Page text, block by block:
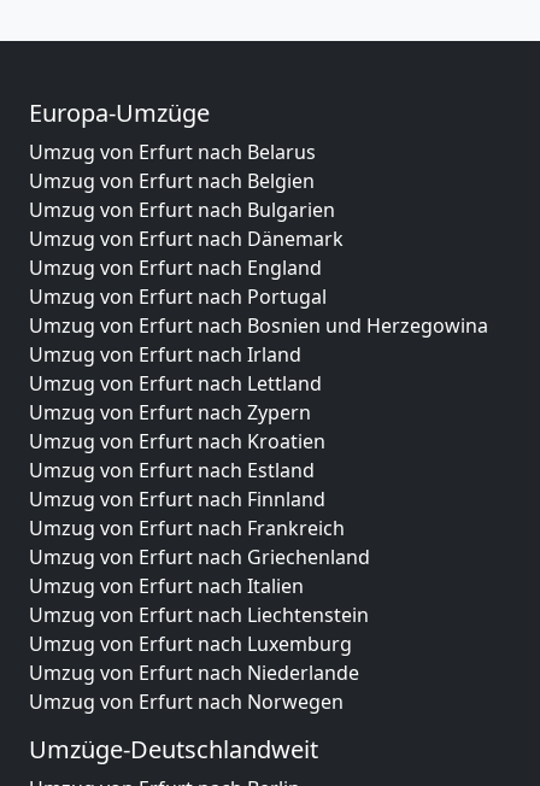
Europa-Umzüge
Umzug von Erfurt nach Belarus
Umzug von Erfurt nach Belgien
Umzug von Erfurt nach Bulgarien
Umzug von Erfurt nach Dänemark
Umzug von Erfurt nach England
Umzug von Erfurt nach Portugal
Umzug von Erfurt nach Bosnien und Herzegowina
Umzug von Erfurt nach Irland
Umzug von Erfurt nach Lettland
Umzug von Erfurt nach Zypern
Umzug von Erfurt nach Kroatien
Umzug von Erfurt nach Estland
Umzug von Erfurt nach Finnland
Umzug von Erfurt nach Frankreich
Umzug von Erfurt nach Griechenland
Umzug von Erfurt nach Italien
Umzug von Erfurt nach Liechtenstein
Umzug von Erfurt nach Luxemburg
Umzug von Erfurt nach Niederlande
Umzug von Erfurt nach Norwegen
Umzüge-Deutschlandweit